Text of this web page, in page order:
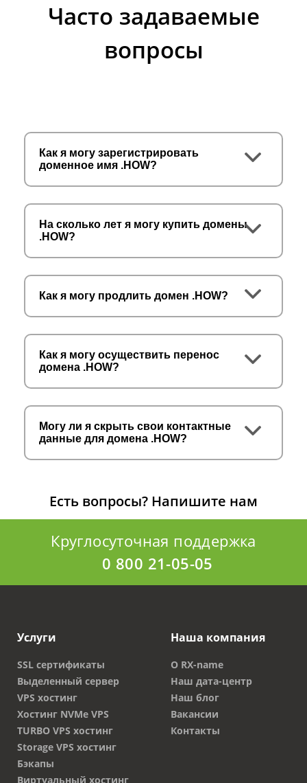
Часто задаваемые
вопросы
Как я могу зарегистрировать
доменное имя .HOW?
На сколько лет я могу купить домены
.HOW?
Как я могу продлить домен .HOW?
Как я могу осуществить перенос
домена .HOW?
Могу ли я скрыть свои контактные
данные для домена .HOW?
Есть вопросы? Напишите нам
Круглосуточная поддержка
0 800 21-05-05
Услуги
SSL сертификаты
Выделенный сервер
VPS хостинг
Хостинг NVMe VPS
TURBO VPS хостинг
Storage VPS хостинг
Бэкапы
Виртуальный хостинг
Наша компания
О RX-name
Наш дата-центр
Наш блог
Вакансии
Контакты